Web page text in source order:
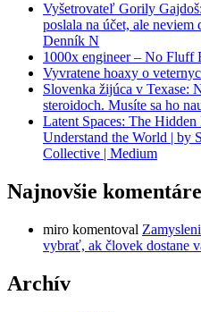
Vyšetrovateľ Gorily
poslala na účet, ale
Denník N
1000x engineer – No Fluff
Vyvratene hoaxy o
Slovenka žijúca v Texase:
steroidoch. Musíte sa ho
Latent Spaces: The
Understand the World | by
Collective | Medium
Najnovšie komentáre
miro komentoval
vybrať, ak človek dostane
Archív